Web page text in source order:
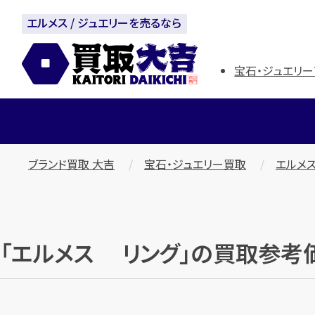
エルメス / ジュエリーを売るなら
宝石・ジュエリ
ブランド買取 大吉 宝石・ジュエリー買取 エルメ
「エルメス リング」の買取参考